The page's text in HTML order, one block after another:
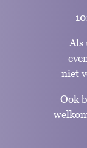
Als
niet
Ook